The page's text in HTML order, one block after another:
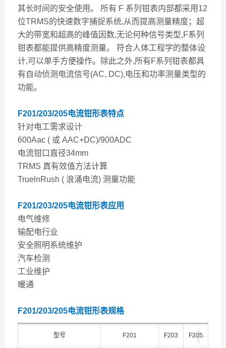
其长时间的安全使用。 所有 F 系列钳表内部都采用12
位TRMS的快速数字捕捉系统,从而提高测量精度；超
大的带宽和超高的峰值因数,无论何种信号类型,F系列
钳表都能提供高精度测量。 符合人体工程学的整体设
计,可以单手方便操作。除此之外,所有F系列钳表都具
有自动侦测电流信号(AC, DC),电压和功率测量类型的
功能。
F201/203/205电流钳形表特点
针对电工需求设计
600Aac ( 或 AAC+DC)/900ADC
电流钳口直径34mm
TRMS 真有效值方法计算
TruelnRush ( 浪涌电流) 测量功能
F201/203/205电流钳形表应用
电气维修
输配电行业
安全照明系统维护
汽车检测
工业维护
暖通
F201/203/205电流钳形表规格
+
型号 F201 F203 F205